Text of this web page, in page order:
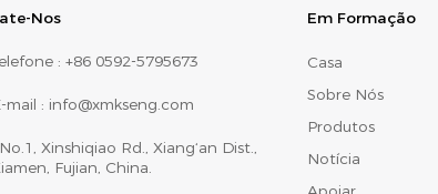
Nos
: +86 0592-5795673
mail : info@xmkseng.com
Xinshiqiao Rd., Xiang‘an Dist.,
Fujian, China.
Em Formação
Casa
Sobre Nós
Produtos
Notícia